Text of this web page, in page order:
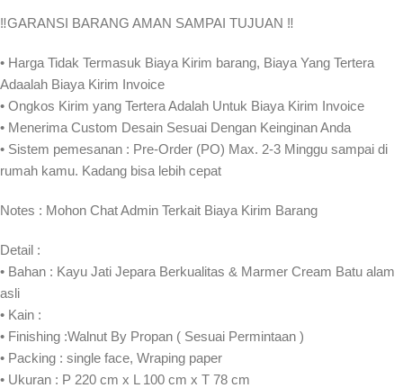
‼️GARANSI BARANG AMAN SAMPAI TUJUAN ‼
• Harga Tidak Termasuk Biaya Kirim barang, Biaya Yang Tertera
Adaalah Biaya Kirim Invoice
• Ongkos Kirim yang Tertera Adalah Untuk Biaya Kirim Invoice
• Menerima Custom Desain Sesuai Dengan Keinginan Anda
• Sistem pemesanan : Pre-Order (PO) Max. 2-3 Minggu sampai di
rumah kamu. Kadang bisa lebih cepat⁣⁣
Notes : Mohon Chat Admin Terkait Biaya Kirim Barang
Detail :
• Bahan : Kayu Jati Jepara Berkualitas & Marmer Cream Batu alam
asli
• Kain :
• Finishing :Walnut By Propan ( Sesuai Permintaan )
• Packing : single face, Wraping paper
• Ukuran : P 220 cm x L 100 cm x T 78 cm